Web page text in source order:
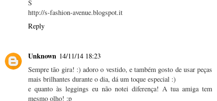
S
http://s-fashion-avenue.blogspot.it
Reply
Unknown 14/11/14 18:23
Sempre tão gira! :) adoro o vestido, e também gosto de usar peças
mais brilhantes durante o dia, dá um toque especial :)
e quanto às leggings eu não notei diferença! A tua amiga tem
mesmo olho! :p